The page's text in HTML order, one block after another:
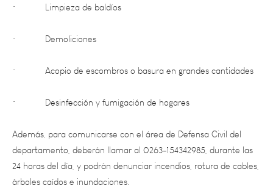
• Demoliciones
• Acopio de escombros o basura en grandes cantidades
• Desinfección y fumigación de hogares
Además, para comunicarse con el área de Defensa Civil del
departamento, deberán llamar al 0263-154342985, durante las
24 horas del día, y podrán denunciar incendios, rotura de cables,
árboles caídos e inundaciones.